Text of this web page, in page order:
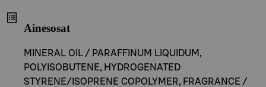
Ainesosat
MINERAL OIL / PARAFFINUM LIQUIDUM,
POLYISOBUTENE, HYDROGENATED
STYRENE/ISOPRENE COPOLYMER, FRAGRANCE /